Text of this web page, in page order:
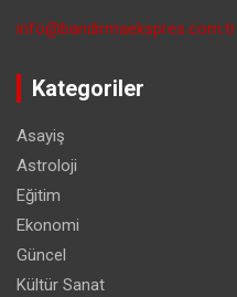
info@bandirmaekspres.com.tr
Kategoriler
Asayiş
Astroloji
Eğitim
Ekonomi
Güncel
Kültür Sanat